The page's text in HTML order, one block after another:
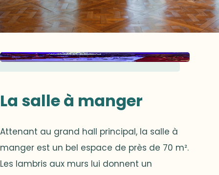
La salle à manger
Attenant au grand hall principal, la salle à
manger est un bel espace de près de 70 m².
Les lambris aux murs lui donnent un